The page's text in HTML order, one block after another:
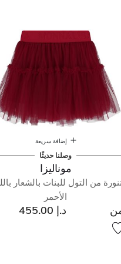
مكرر حاليًا بواسطة نوع المنتج: تنانير
إضافة سريعة
وصلنا حديثًا
موناليزا
من التول للبنات بالشعار
الأحمر
د.إ 455.00